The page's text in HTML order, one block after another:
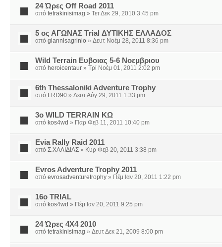
24 Ώρες Off Road 2011
από tetrakinisimag » Τετ Δεκ 29, 2010 3:45 pm
5 ος ΑΓΩΝΑΣ Τrial ΔΥΤΙΚΗΣ ΕΛΛΑΔΟΣ
από giannisagrinio » Δευτ Νοέμ 28, 2011 8:36 pm
Wild Terrain Ευβοιας 5-6 Νοεμβριου
από heroicentaur » Τρί Νοέμ 01, 2011 2:02 pm
6th Thessaloniki Adventure Trophy
από LRD90 » Δευτ Αύγ 29, 2011 1:33 pm
3ο WILD TERRAIN ΚΩ
από kos4wd » Παρ Φεβ 11, 2011 10:40 pm
Evia Rally Raid 2011
από Σ.ΧΑΛΙΔΙΑΣ » Κυρ Φεβ 20, 2011 3:38 pm
Evros Adventure Trophy 2011
από evrosadventuretrophy » Πέμ Ιαν 20, 2011 1:22 pm
16ο TRIAL
από kos4wd » Πέμ Ιαν 20, 2011 9:25 pm
24 Ώρες 4Χ4 2010
από tetrakinisimag » Δευτ Δεκ 21, 2009 8:00 pm